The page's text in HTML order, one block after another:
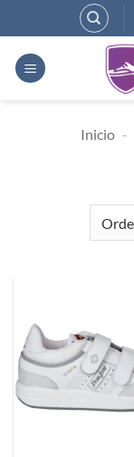
al
contenido
Inicio -